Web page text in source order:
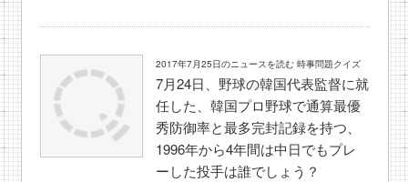
2017年7月25日のニュースを読む 時事問題クイズ
7月24日、野球の韓国代表監督に就
任した、韓国プロ野球で通算最優
秀防御率と最多完封記録を持つ、
1996年から4年間は中日でもプレ
ーした投手は誰でしょう？